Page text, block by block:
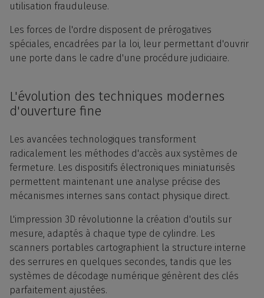
utilisation frauduleuse.
Les forces de l'ordre disposent de prérogatives
spéciales, encadrées par la loi, leur permettant d'ouvrir
une porte dans le cadre d'une procédure judiciaire.
L'évolution des techniques modernes
d'ouverture fine
Les avancées technologiques transforment
radicalement les méthodes d'accès aux systèmes de
fermeture. Les dispositifs électroniques miniaturisés
permettent maintenant une analyse précise des
mécanismes internes sans contact physique direct.
L'impression 3D révolutionne la création d'outils sur
mesure, adaptés à chaque type de cylindre. Les
scanners portables cartographient la structure interne
des serrures en quelques secondes, tandis que les
systèmes de décodage numérique génèrent des clés
parfaitement ajustées.